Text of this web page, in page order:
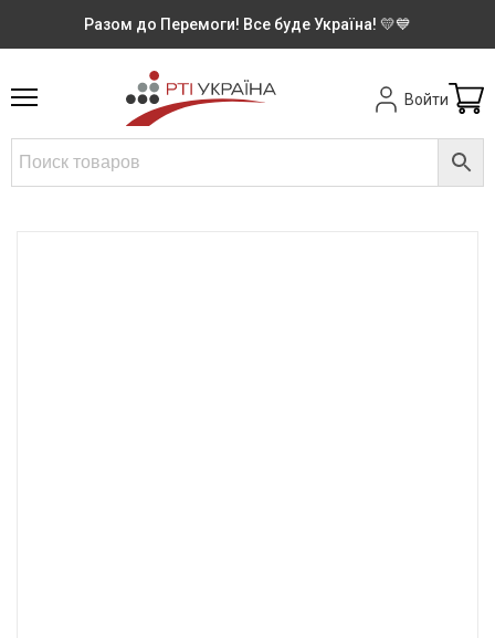
Разом до Перемоги! Все буде Україна! 💛💙
Войти